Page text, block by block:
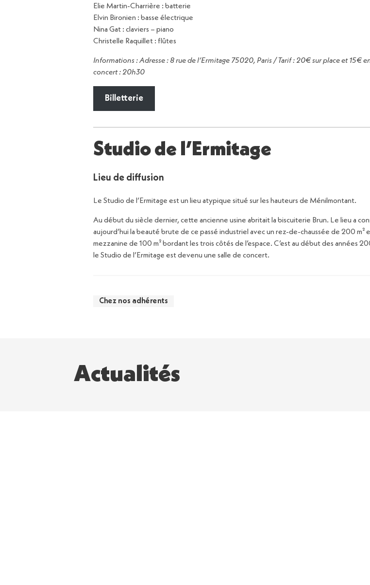
Elie Martin-Charrière : batterie
Elvin Bironien : basse électrique
Nina Gat : claviers – piano
Christelle Raquillet : flûtes
Informations : Adresse : 8 rue de l’Ermitage 75020, Paris / Tarif : 20€ sur place et
concert : 20h30
Billetterie
Studio de l’Ermitage
Lieu de diffusion
Le Studio de l’Ermitage est un lieu atypique situé sur les hauteurs de Ménilmontant.
Au début du siècle dernier, cette ancienne usine abritait la biscuiterie Brun. Le lieu a
aujourd’hui la beauté brute de ce passé industriel avec un rez-de-chaussée de 200 m²
mezzanine de 100 m² bordant les trois côtés de l’espace. C’est au début des années
le Studio de l’Ermitage est devenu une salle de concert.
Chez nos adhérents
Actualités